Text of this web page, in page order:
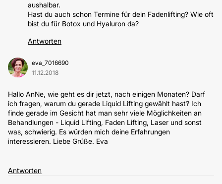
aushalbar.
Hast du auch schon Termine für dein Fadenlifting? Wie oft
bist du für Botox und Hyaluron da?
Antworten
eva_7016690
11.12.2018
Hallo AnNe, wie geht es dir jetzt, nach einigen Monaten? Darf
ich fragen, warum du gerade Liquid Lifting gewählt hast? Ich
finde gerade im Gesicht hat man sehr viele Möglichkeiten an
Behandlungen - Liquid Lifting, Faden Lifting, Laser und sonst
was, schwierig. Es würden mich deine Erfahrungen
interessieren. Liebe Grüße. Eva
Antworten